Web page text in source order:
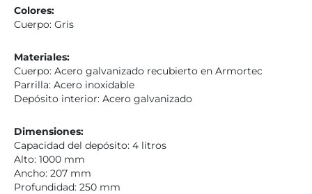
Colores:
Cuerpo: Gris
Materiales:
Cuerpo: Acero galvanizado recubierto en Armortec
Parrilla: Acero inoxidable
Depósito interior: Acero galvanizado
Dimensiones:
Capacidad del depósito: 4 litros
Alto: 1000 mm
Ancho: 207 mm
Profundidad: 250 mm